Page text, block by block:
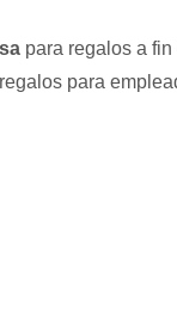
para regalos a
para